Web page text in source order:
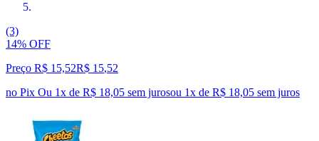
(3)
14% OFF
Preço R$ 15,52R$ 15,52
no Pix Ou 1x de R$ 18,05 sem jurosou 1x de R$ 18,05 sem juros